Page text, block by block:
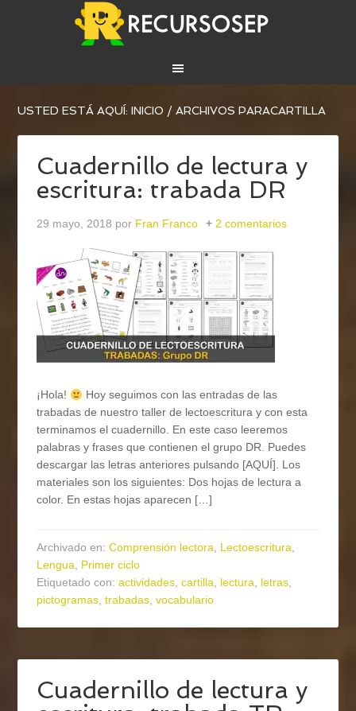
USTED ESTÁ AQUÍ:INICIO / ARCHIVOS PARACARTILLA
Cuadernillo de lectura y
escritura: trabada DR
29 mayo, 2018 por Fran Franco 2 comentarios
¡Hola!
Hoy seguimos con las entradas de las
trabadas de nuestro taller de lectoescritura y con esta
terminamos el cuadernillo. En este caso leeremos
palabras y frases que contienen el grupo DR. Puedes
descargar las letras anteriores pulsando [AQUÍ]. Los
materiales son los siguientes: Dos hojas de lectura a
color. En estas hojas aparecen […]
Archivado en:Comprensión lectora, Lectoescritura,
Lengua, Primer ciclo
Etiquetado con:actividades,cartilla, lectura, letras,
pictogramas,trabadas,vocabulario
Cuadernillo de lectura y